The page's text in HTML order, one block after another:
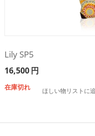
Lily SP5
16,500円
在庫切れ ほしい物リストに